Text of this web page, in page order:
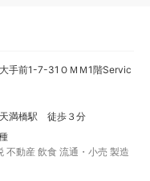
手前1-7-31ＯＭＭ1階Servic
満橋駅 徒歩３分
不動産 飲食 流通・小売 製造